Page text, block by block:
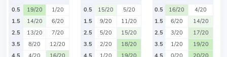
0.5
19/20
1/20
1.5
14/20
6/20
2.5
13/20
7/20
3.5
8/20
12/20
0.5
15/20
5/20
1.5
9/20
11/20
2.5
5/20
15/20
3.5
2/20
18/20
0.5
16/20
4/20
1.5
6/20
14/20
2.5
3/20
17/20
3.5
1/20
19/20